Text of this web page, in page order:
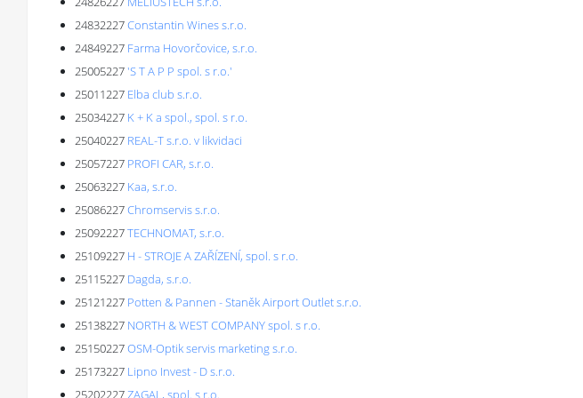
24832227Constantin Wines s.r.o.
24849227 Farma Hovorčovice, s.r.o.
25005227'S T A P P spol. s r.o.'
25011227 Elba club s.r.o.
25034227 K + K a spol., spol. s r.o.
25040227 REAL-T s.r.o. v likvidaci
25057227 PROFI CAR, s.r.o.
25063227 Kaa, s.r.o.
25086227Chromservis s.r.o.
25092227TECHNOMAT, s.r.o.
25109227 H - STROJE A ZAŘÍZENÍ, spol. s r.o.
25115227 Dagda, s.r.o.
25121227 Potten & Pannen - Staněk Airport Outlet s.r.o.
25138227 NORTH & WEST COMPANY spol. s r.o.
25150227OSM-Optik servis marketing s.r.o.
25173227 Lipno Invest - D s.r.o.
25202227ZAGAL, spol. s r.o.